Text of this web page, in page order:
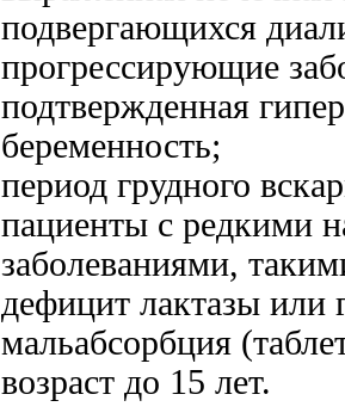
подвергающихся
прогрессирующие
подтвержденная
беременность;
период грудного
пациенты с редкими
заболеваниями,
дефицит лактазы или
мальабсорбция
возраст до 15 лет.